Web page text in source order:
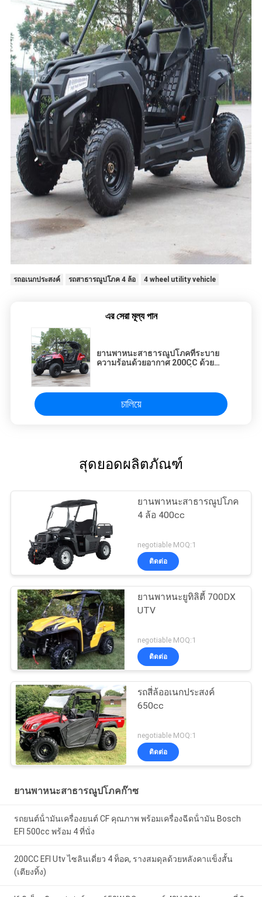
รถอเนกประสงค์ รถสาธารณูปโภค 4 ล้อ 4 wheel utility vehicle
এর সেরা মূল্য পান
ยานพาหนะสาธารณูปโภคที่ระบาย
ความร้อนด้วยอากาศ 200CC ด้วย
চালিয়ে
สุดยอดผลิตภัณฑ์
ยานพาหนะสาธารณูปโภค
4 ล้อ 400cc
negotiable MOQ:1
ติดต่อ
ยานพาหนะยูทิลิตี้ 700DX
UTV
negotiable MOQ:1
ติดต่อ
รถสี่ล้ออเนกประสงค์
650cc
negotiable MOQ:1
ติดต่อ
ยานพาหนะสาธารณูปโภคก๊าซ
รถยนต์น้ํามันเครื่องยนต์ CF คุณภาพ พร้อมเครื่องฉีดน้ํามัน Bosch
EFI 500cc พร้อม 4 ที่นั่ง
200CC EFI Utv ไซลินเดี่ยว 4 ท็อค, รางสมดุลด้วยหลังคาแข็งสั้น
(เตียงทิ้ง)